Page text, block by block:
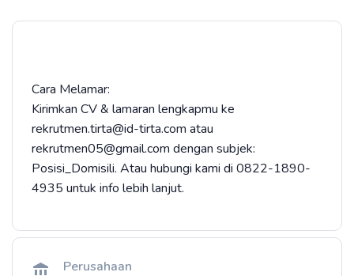
Cara Melamar:
Kirimkan CV & lamaran lengkapmu ke
rekrutmen.tirta@id-tirta.com atau
rekrutmen05@gmail.com dengan subjek:
Posisi_Domisili. Atau hubungi kami di 0822-1890-
4935 untuk info lebih lanjut.
Perusahaan